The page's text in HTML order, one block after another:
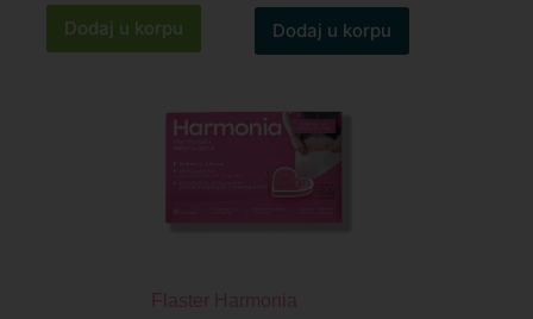
Dodaj u korpu Dodaj u korpu
Flaster Harmonia